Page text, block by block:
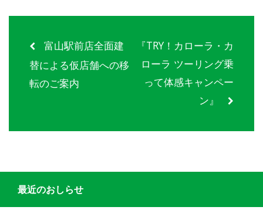
富山駅前店全面建
替による仮店舗への移
転のご案内
『TRY！カローラ・カ
ローラ ツーリング乗
って体感キャンペー
ン』
最近のおしらせ